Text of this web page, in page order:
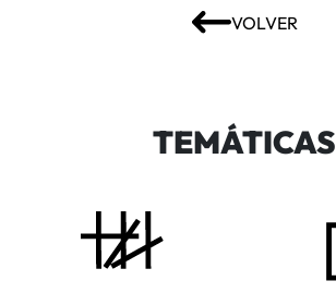
VOLVER
TEMÁTICAS